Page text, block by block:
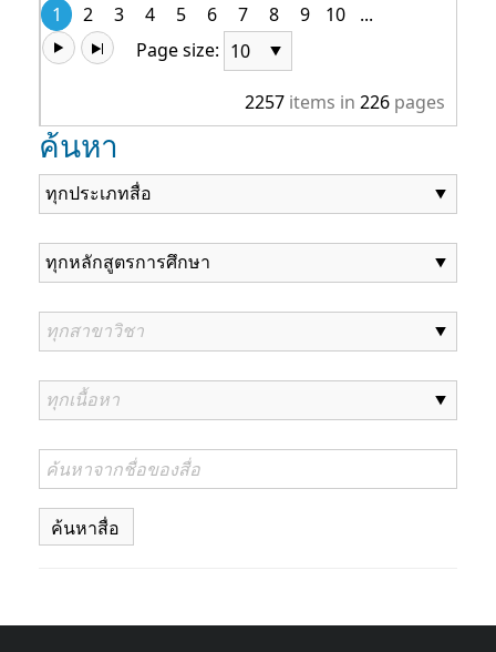
1 2 3 4 5 6 7 8 9 10
...
Page size:
2257 items in 226 pages
ค้นหา